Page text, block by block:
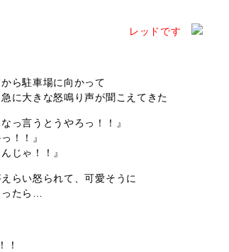
レッドです
ら駐車場に向かって
に大きな怒鳴り声が聞こえてきた
っ言うとうやろっ！！』
！！』
じゃ！！』
らい怒られて、可愛そうに
たら…
！